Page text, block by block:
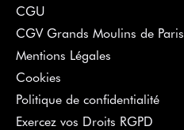
CGU
CGV Grands Moulins de Paris
Mentions Légales
Cookies
Politique de confidentialité
Exercez vos Droits RGPD